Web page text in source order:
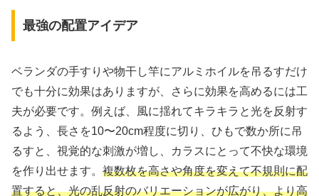
最強の配置アイデア
ベランダの手すりや物干し竿にアルミホイルを吊るすだけ
でも十分に効果はありますが、さらに効果を高めるには工
夫が必要です。例えば、風に揺れてキラキラと光を反射す
るよう、長さを10〜20cm程度に切り、ひもで数か所に吊
るすと、視覚的な刺激が増し、カラスにとって不快な環境
を作り出せます。 複数枚を高さや角度を変えて不規則に配
置すると、光の乱反射のバリエーションが広がり、より高